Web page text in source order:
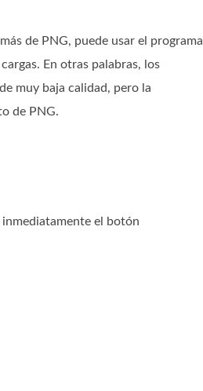
de PNG, puede usar el programa
En otras palabras, los
muy baja calidad, pero la
de PNG.
el botón